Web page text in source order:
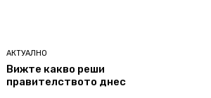
АКТУАЛНО
Вижте какво реши
правителството днес